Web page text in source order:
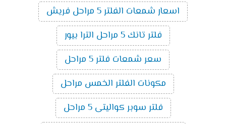
اسعار شمعات الفلتر 5 مراحل فريش
فلتر تانك 5 مراحل الترا بيور
سعر شمعات فلتر 5 مراحل
مكونات الفلتر الخمس مراحل
فلتر سوبر كواليتى 5 مراحل